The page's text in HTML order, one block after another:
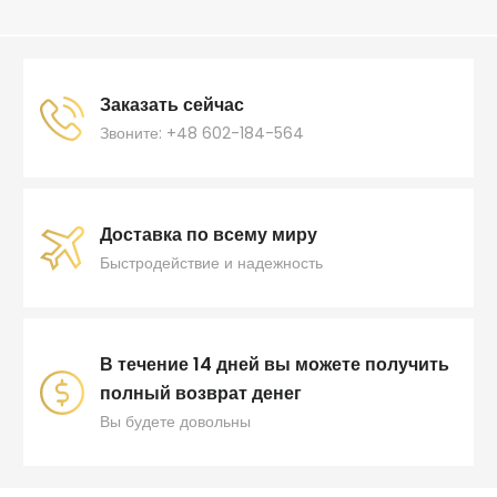
Заказать сейчас
Звоните: +48 602-184-564
Доставка по всему миру
Быстродействие и надежность
В течение 14 дней вы можете получить
полный возврат денег
Вы будете довольны